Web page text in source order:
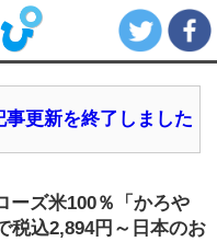
更新を終了しました
ーズ米100％「かろや
税込2,894円～日本のお